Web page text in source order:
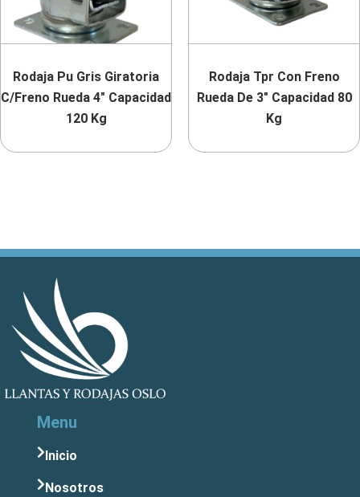
Rodaja Pu Gris Giratoria
C/Freno Rueda 4″ Capacidad
120 Kg
Rodaja Tpr Con Freno
Rueda De 3″ Capacidad 80
Kg
Menu
Inicio
Nosotros